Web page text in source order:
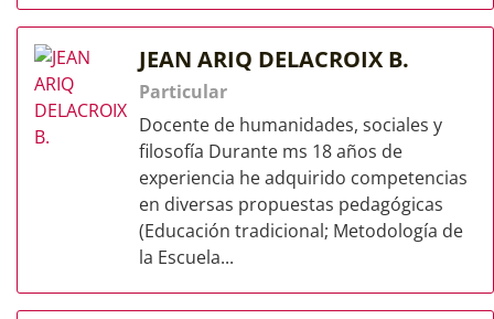
JEAN ARIQ DELACROIX B.
Particular
Docente de humanidades, sociales y
filosofía Durante ms 18 años de
experiencia he adquirido competencias
en diversas propuestas pedagógicas
(Educación tradicional; Metodología de
la Escuela...